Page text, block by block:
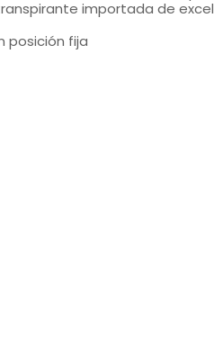
importada de
posición fija